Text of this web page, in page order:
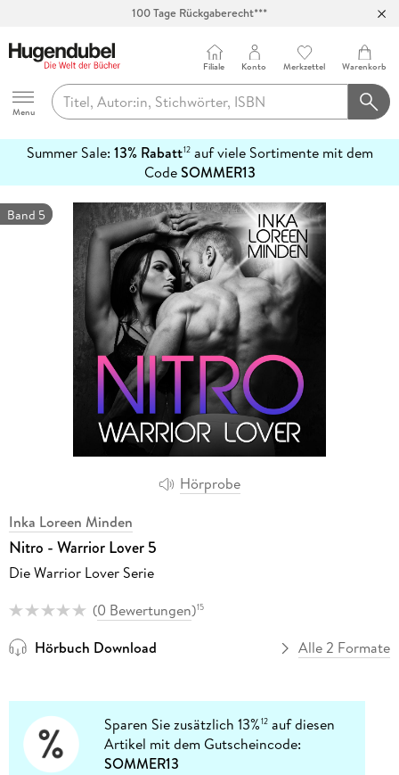
Hugendubel
Menu
Filiale Konto Merkzettel Warenkorb
Summer Sale: 13% Rabatt12auf viele Sortimente mit dem
CodeSOMMER13
erfahren
Hörprobe
Band 5
Inka Loreen Minden
Nitro - Warrior Lover 5
Die Warrior Lover Serie
(0 Bewertungen)15
Hörbuch Download Alle 2 Formate
Sparen Sie zusätzlich 13%12 auf diesen
Artikel mit dem Gutscheincode:
SOMMER13